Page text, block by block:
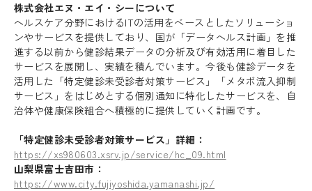
株式会社エヌ・エイ・シーについて
ヘルスケア分野におけるITの活用をベースとしたソリューショ
ンやサービスを提供しており、国が「データヘルス計画」を推
進する以前から健診結果データの分析及び有効活用に着目した
サービスを展開し、実績を積んでいます。今後も健診データを
活用した「特定健診未受診者対策サービス」「メタボ流入抑制
サービス」をはじめとする個別通知に特化したサービスを、自
治体や健康保険組合へ積極的に提供していく計画です。
「特定健診未受診者対策サービス」詳細：
https://xs980603.xsrv.jp/service/hc_09.html
山梨県富士吉田市：
https://www.city.fujiyoshida.yamanashi.jp/